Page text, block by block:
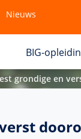
Nieuws
BIG-
grondige en
verst